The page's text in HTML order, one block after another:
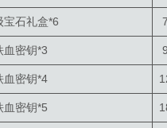
宝石礼盒*6
血密钥*3
血密钥*4
血密钥*5